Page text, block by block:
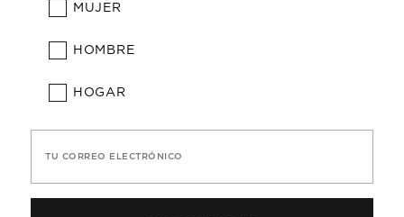
MUJER
HOMBRE
HOGAR
TU CORREO ELECTRÓNICO